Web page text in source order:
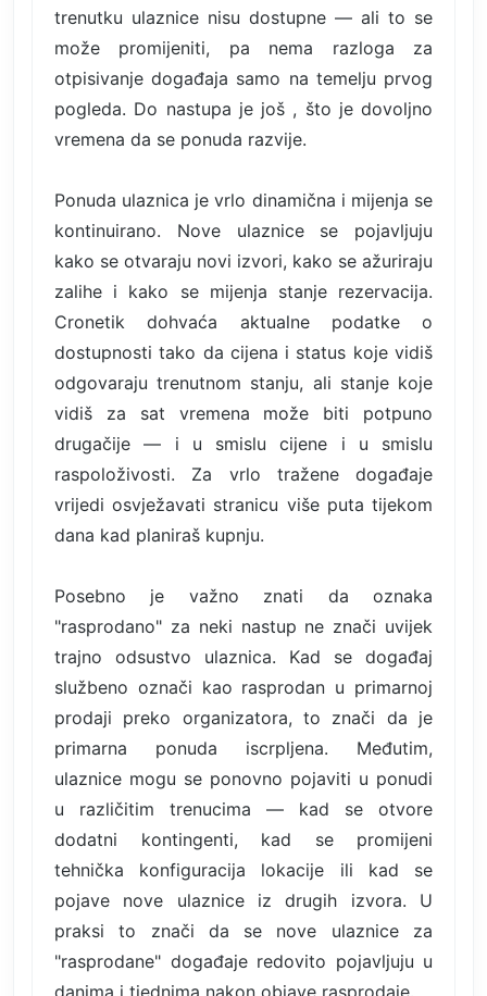
trenutku ulaznice nisu dostupne — ali to se
može promijeniti, pa nema razloga za
otpisivanje događaja samo na temelju prvog
pogleda. Do nastupa je još , što je dovoljno
vremena da se ponuda razvije.
Ponuda ulaznica je vrlo dinamična i mijenja se
kontinuirano. Nove ulaznice se pojavljuju
kako se otvaraju novi izvori, kako se ažuriraju
zalihe i kako se mijenja stanje rezervacija.
Cronetik dohvaća aktualne podatke o
dostupnosti tako da cijena i status koje vidiš
odgovaraju trenutnom stanju, ali stanje koje
vidiš za sat vremena može biti potpuno
drugačije — i u smislu cijene i u smislu
raspoloživosti. Za vrlo tražene događaje
vrijedi osvježavati stranicu više puta tijekom
dana kad planiraš kupnju.
Posebno je važno znati da oznaka
"rasprodano" za neki nastup ne znači uvijek
trajno odsustvo ulaznica. Kad se događaj
službeno označi kao rasprodan u primarnoj
prodaji preko organizatora, to znači da je
primarna ponuda iscrpljena. Međutim,
ulaznice mogu se ponovno pojaviti u ponudi
u različitim trenucima — kad se otvore
dodatni kontingenti, kad se promijeni
tehnička konfiguracija lokacije ili kad se
pojave nove ulaznice iz drugih izvora. U
praksi to znači da se nove ulaznice za
"rasprodane" događaje redovito pojavljuju u